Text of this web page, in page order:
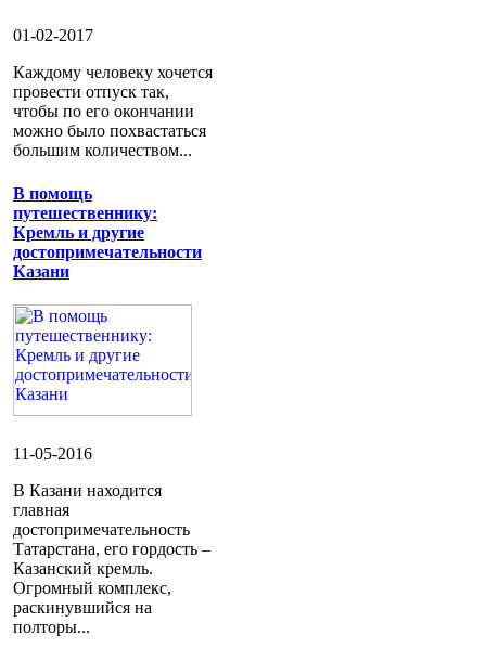
01-02-2017
Каждому человеку хочется
провести отпуск так,
чтобы по его окончании
можно было похвастаться
большим количеством...
В помощь
путешественнику:
Кремль и другие
достопримечательности
Казани
11-05-2016
В Казани находится
главная
достопримечательность
Татарстана, его гордость –
Казанский кремль.
Огромный комплекс,
раскинувшийся на
полторы...